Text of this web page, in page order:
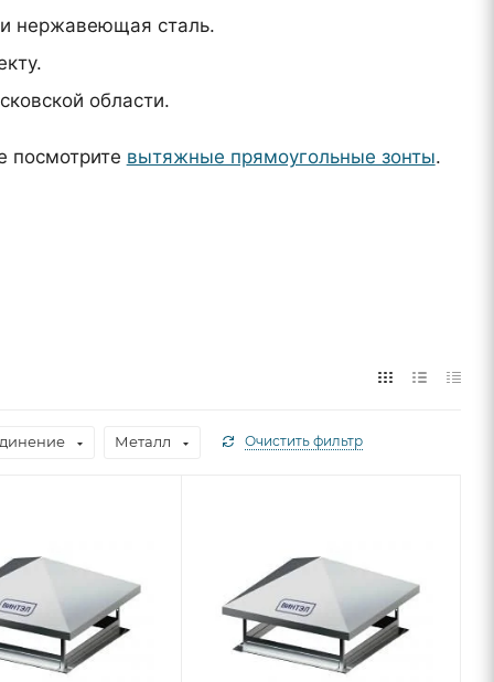
нержавеющая сталь.
области.
посмотрите вытяжные прямоугольные зонты.
Металл Очистить фильтр